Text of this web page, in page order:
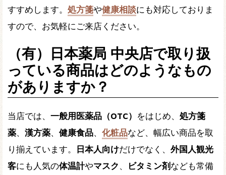
すすめします。 処方箋や健康相談にも対応しておりま
すので、お気軽にご来店ください。
（有）日本薬局 中央店で取り扱
っている商品はどのようなもの
がありますか？
当店では、 一般用医薬品（OTC） をはじめ、 処方箋
薬、 漢方薬、 健康食品、 化粧品など、幅広い商品を取
り揃えています。 日本人向けだけでなく、 外国人観光
客にも人気の体温計やマスク 、 ビタミン剤 なども常備